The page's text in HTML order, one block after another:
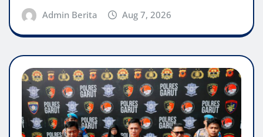
Admin Berita Aug 7, 2026